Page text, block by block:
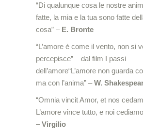
“Di qualunque cosa le nostre
fatte, la mia e la tua sono fatte
cosa” – E. Bronte
“L’amore è come il vento, non si
percepisce” – dal film I passi
dell’amore“L’amore non guarda
ma con l’anima” –W.
“Omnia vincit Amor, et nos
L’amore vince tutto, e noi
–Virgilio